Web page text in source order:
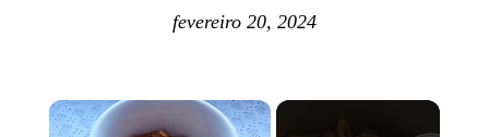
fevereiro 20, 2024
×